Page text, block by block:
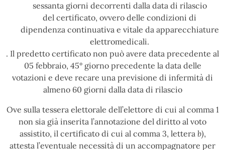
sessanta giorni decorrenti dalla data di rilascio
del certificato, ovvero delle condizioni di
dipendenza continuativa e vitale da apparecchiature
elettromedicali.
. Il predetto certificato non può avere data precedente al
05 febbraio, 45° giorno precedente la data delle
votazioni e deve recare una previsione di infermità di
almeno 60 giorni dalla data di rilascio
Ove sulla tessera elettorale dell’elettore di cui al comma 1
non sia già inserita l’annotazione del diritto al voto
assistito, il certificato di cui al comma 3, lettera b),
attesta l’eventuale necessità di un accompagnatore per